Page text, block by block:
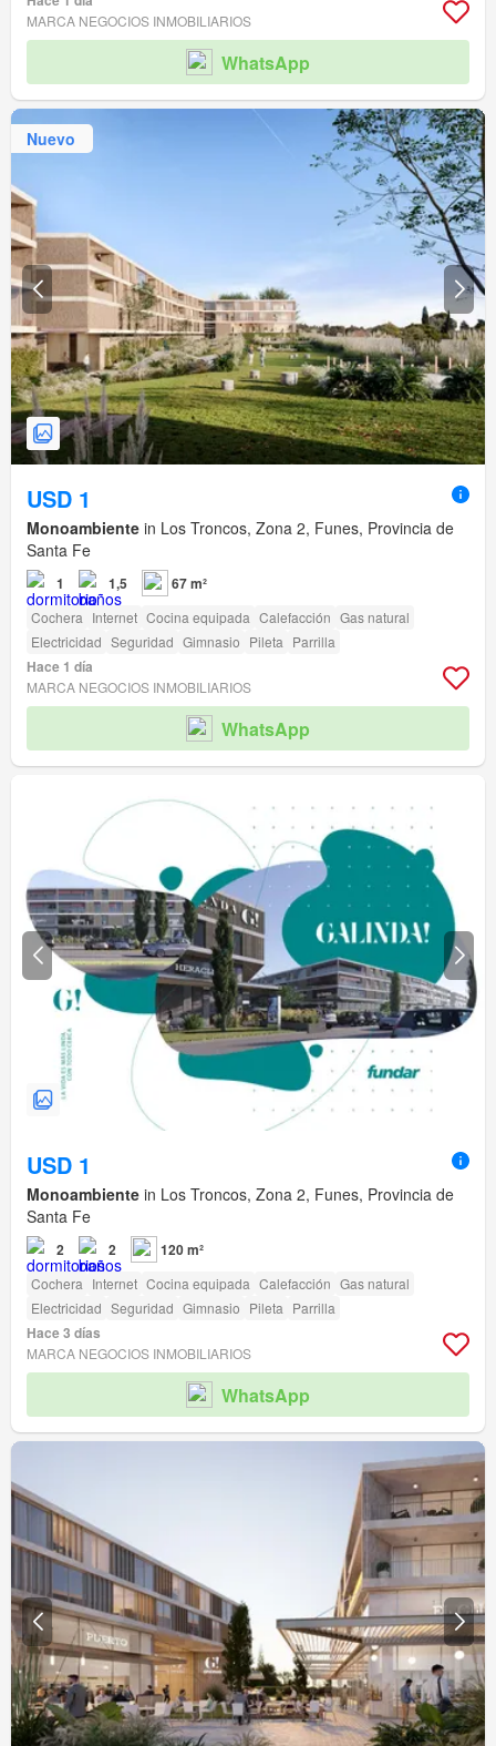
MARCA NEGOCIOS INMOBILIARIOS
WhatsApp
Nuevo
USD 1
Monoambiente in Los Troncos, Zona 2, Funes, Provincia de
Santa Fe
1 1,5 67 m²
Cochera Internet Cocina equipada Calefacción Gas natural
Electricidad Seguridad Gimnasio Pileta Parrilla
Hace 1 día
MARCA NEGOCIOS INMOBILIARIOS
WhatsApp
USD 1
Monoambiente in Los Troncos, Zona 2, Funes, Provincia de
Santa Fe
2 2 120 m²
Cochera Internet Cocina equipada Calefacción Gas natural
Electricidad Seguridad Gimnasio Pileta Parrilla
Hace 3 días
MARCA NEGOCIOS INMOBILIARIOS
WhatsApp